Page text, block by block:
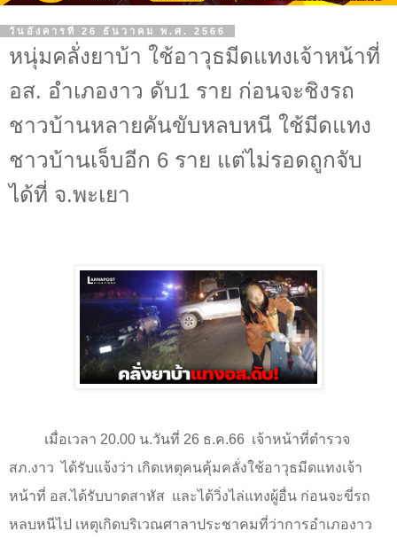
วันอังคารที่ 26 ธันวาคม พ.ศ. 2566
หนุ่มคลั่งยาบ้า ใช้อาวุธมีดแทงเจ้าหน้าที่
อส. อำเภองาว ดับ1 ราย ก่อนจะชิงรถ
ชาวบ้านหลายคันขับหลบหนี ใช้มีดแทง
ชาวบ้านเจ็บอีก 6 ราย แต่ไม่รอดถูกจับ
ได้ที่ จ.พะเยา
เมื่อเวลา 20.00 น.วันที่ 26 ธ.ค.66 เจ้าหน้าที่ตำรวจ
สภ.งาว ได้รับแจ้งว่า เกิดเหตุคนคุ้มคลั่งใช้อาวุธมีดแทงเจ้า
หน้าที่ อส.ได้รับบาดสาหัส และได้วิ่งไล่แทงผู้อื่น ก่อนจะขี่รถ
หลบหนีไป เหตุเกิดบริเวณศาลาประชาคมที่ว่าการอำเภองาว